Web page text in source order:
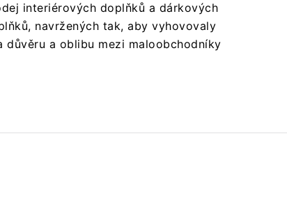
interiérových doplňků a dárkových
navržených tak, aby vyhovovaly
důvěru a oblibu mezi maloobchodníky